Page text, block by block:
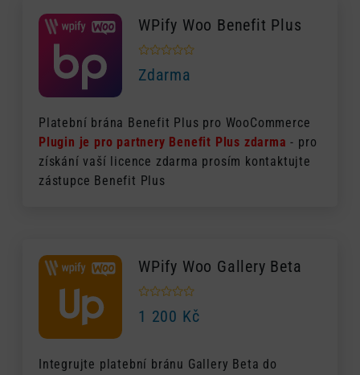
WPify Woo Benefit Plus
Zdarma
Platební brána Benefit Plus pro WooCommerce
Plugin je pro partnery Benefit Plus zdarma - pro
získání vaší licence zdarma prosím kontaktujte
zástupce Benefit Plus
WPify Woo Gallery Beta
1 200 Kč
Integrujte platební bránu Gallery Beta do